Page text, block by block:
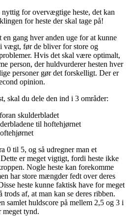
for overvægtige heste, det kan
for heste der skal tage på!
gang hver anden uge for at kunne
vægt, før de bliver for store og
Hvis det skal være optimalt,
person, der huldvurderer hesten hver
personer gør det forskelligt. Der er
opinion.
skal du dele den ind i 3 områder:
skulderbladet
til hoftehjørnet
0 til 5, og så udregner man et
er meget vigtigt, fordi heste ikke
Nogle heste kan forekomme
har store mængder fedt over deres
heste kunne faktisk have for meget
af, at man kan se deres ribben.
samlet huldscore på mellem 2,5 og 3 i
meget tynd.